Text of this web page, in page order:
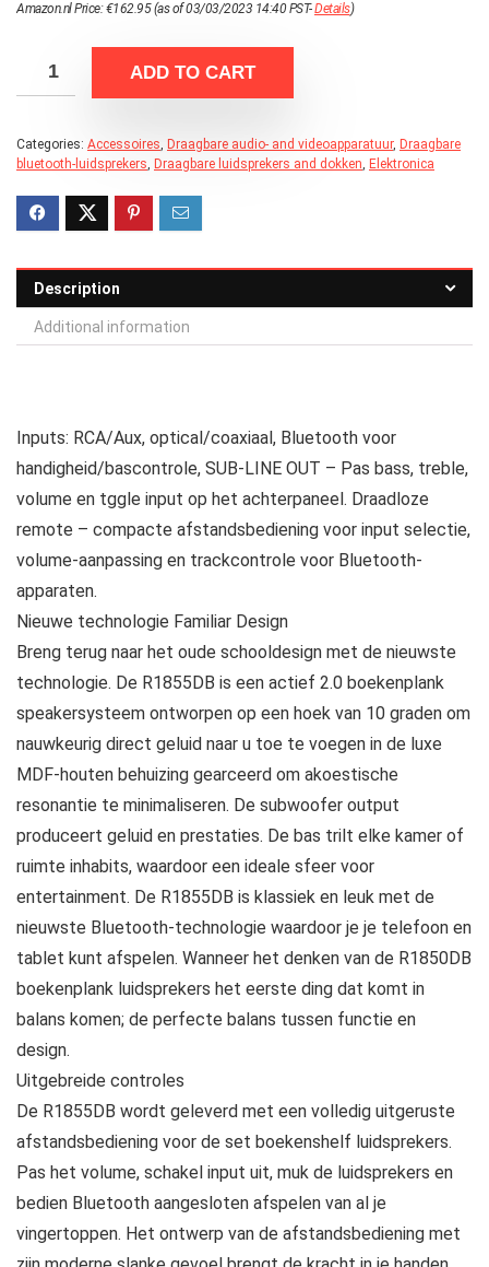
Amazon.nl Price:€162.95(as of 03/03/2023 14:40 PST-Details)
ADD TO CART
Categories: Accessoires, Draagbare audio- and videoapparatuur, Draagbare
bluetooth-luidsprekers, Draagbare luidsprekers and dokken, Elektronica
Description
Additional information
Inputs: RCA/Aux, optical/coaxiaal, Bluetooth voor
handigheid/bascontrole, SUB-LINE OUT – Pas bass, treble,
volume en tggle input op het achterpaneel. Draadloze
remote – compacte afstandsbediening voor input selectie,
volume-aanpassing en trackcontrole voor Bluetooth-
apparaten.
Nieuwe technologie Familiar Design
Breng terug naar het oude schooldesign met de nieuwste
technologie. De R1855DB is een actief 2.0 boekenplank
speakersysteem ontworpen op een hoek van 10 graden om
nauwkeurig direct geluid naar u toe te voegen in de luxe
MDF-houten behuizing gearceerd om akoestische
resonantie te minimaliseren. De subwoofer output
produceert geluid en prestaties. De bas trilt elke kamer of
ruimte inhabits, waardoor een ideale sfeer voor
entertainment. De R1855DB is klassiek en leuk met de
nieuwste Bluetooth-technologie waardoor je je telefoon en
tablet kunt afspelen. Wanneer het denken van de R1850DB
boekenplank luidsprekers het eerste ding dat komt in
balans komen; de perfecte balans tussen functie en
design.
Uitgebreide controles
De R1855DB wordt geleverd met een volledig uitgeruste
afstandsbediening voor de set boekenshelf luidsprekers.
Pas het volume, schakel input uit, muk de luidsprekers en
bedien Bluetooth aangesloten afspelen van al je
vingertoppen. Het ontwerp van de afstandsbediening met